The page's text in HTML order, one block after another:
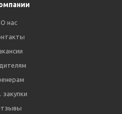
О нас
закупки